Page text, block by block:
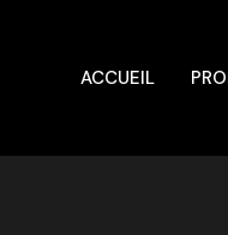
ACCUEIL